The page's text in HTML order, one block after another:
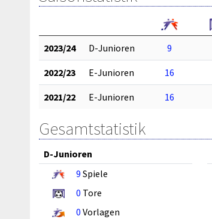
2023/24 D-Junioren 9
2022/23 E-Junioren 16
2021/22 E-Junioren 16
Gesamtstatistik
D-Junioren
9 Spiele
0 Tore
0 Vorlagen